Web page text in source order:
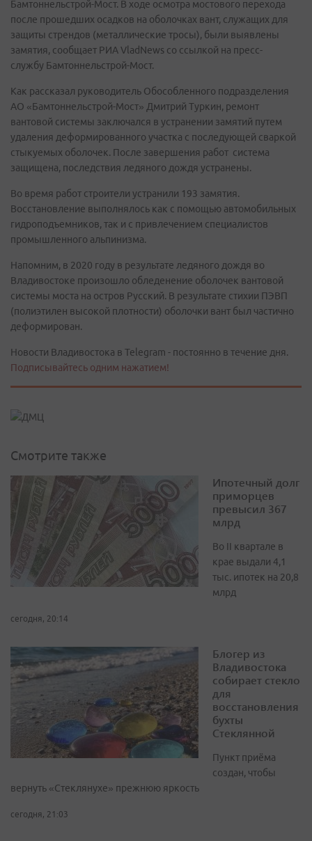
Бамтоннельстрой-Мост. В ходе осмотра мостового перехода
после прошедших осадков на оболочках вант, служащих для
защиты стрендов (металлические тросы), были выявлены
замятия, сообщает РИА VladNews со ссылкой на пресс-
службу Бамтоннельстрой-Мост.
Как рассказал руководитель Обособленного подразделения
АО «Бамтоннельстрой-Мост» Дмитрий Туркин, ремонт
вантовой системы заключался в устранении замятий путем
удаления деформированного участка с последующей сваркой
стыкуемых оболочек. После завершения работ система
защищена, последствия ледяного дождя устранены.
Во время работ строители устранили 193 замятия.
Восстановление выполнялось как с помощью автомобильных
гидроподъемников, так и с привлечением специалистов
промышленного альпинизма.
Напомним, в 2020 году в результате ледяного дождя во
Владивостоке произошло обледенение оболочек вантовой
системы моста на остров Русский. В результате стихии ПЭВП
(полиэтилен высокой плотности) оболочки вант был частично
деформирован.
Новости Владивостока в Telegram - постоянно в течение дня.
Подписывайтесь одним нажатием!
Смотрите также
Ипотечный долг
приморцев
превысил 367
млрд
Во II квартале в
крае выдали 4,1
тыс. ипотек на 20,8
млрд
сегодня, 20:14
Блогер из
Владивостока
собирает стекло
для
восстановления
бухты
Стеклянной
Пункт приёма
создан, чтобы
вернуть «Стеклянухе» прежнюю яркость
сегодня, 21:03